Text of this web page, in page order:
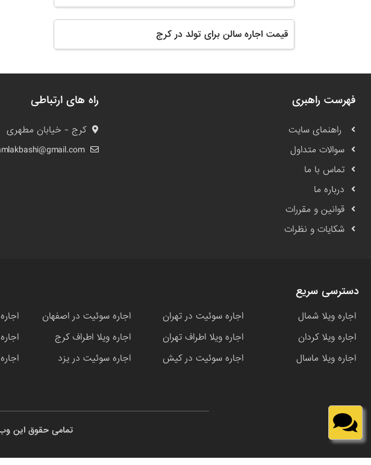
قیمت اجاره سالن برای تولد در کرج
فهرست راهبری
راهنمای سایت
سوالات متداول
تماس با ما
درباره ما
قوانین و مقررات
شکایات و نظرات
راه های ارتباطی
کرج - خیابان مطهری
دسترسی سریع
اجاره ویلا شمال اجاره سوئیت در تهران اجاره سوئیت در اصفهان
اجاره ویلا کردان
اجاره ویلا اطراف تهران اجاره ویلا اطراف کرج
اجاره ویلا ماسال
اجاره سوئیت در کیش اجاره سوئیت در یزد
تمامی حقوق این